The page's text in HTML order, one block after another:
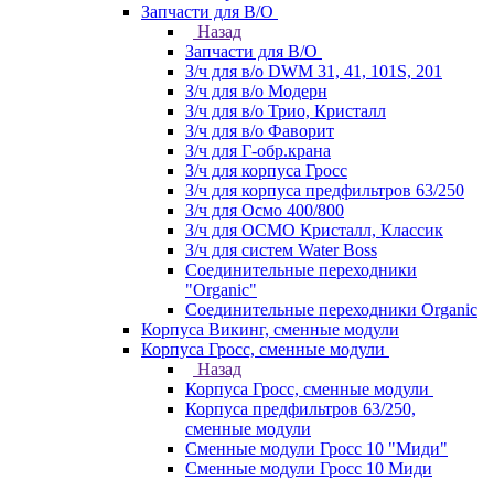
Запчасти для В/О
Назад
Запчасти для В/О
З/ч для в/о DWM 31, 41, 101S, 201
З/ч для в/о Модерн
З/ч для в/о Трио, Кристалл
З/ч для в/о Фаворит
З/ч для Г-обр.крана
З/ч для корпуса Гросс
З/ч для корпуса предфильтров 63/250
З/ч для Осмо 400/800
З/ч для ОСМО Кристалл, Классик
З/ч для систем Water Boss
Соединительные переходники
"Organic"
Соединительные переходники Organic
Корпуса Викинг, сменные модули
Корпуса Гросс, сменные модули
Назад
Корпуса Гросс, сменные модули
Корпуса предфильтров 63/250,
сменные модули
Сменные модули Гросс 10 "Миди"
Сменные модули Гросс 10 Миди